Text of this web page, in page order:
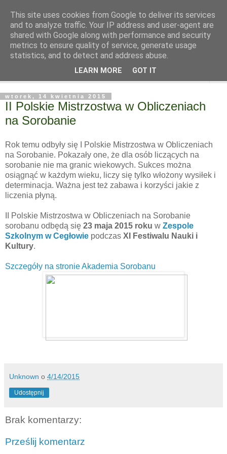
wtorek, 14 kwietnia 2015
II Polskie Mistrzostwa w Obliczeniach
na Sorobanie
Rok temu odbyły się I Polskie Mistrzostwa w Obliczeniach
na Sorobanie. Pokazały one, że dla osób liczących na
sorobanie nie ma granic wiekowych. Sukces można
osiągnąć w każdym wieku, liczy się tylko włożony wysiłek i
determinacja. Ważna jest też zabawa i korzyści jakie z
liczenia płyną.
II Polskie Mistrzostwa w Obliczeniach na Sorobanie
sorobanu odbędą się 23 maja 2015 roku w Zespole
Szkolnym w Cegłowie podczas XI Festiwalu Nauki i
Kultury.
Szczegóły na stronie Akademia Sorobanu
Unknown o 4/14/2015
Udostępnij
Brak komentarzy:
Prześlij komentarz
This site uses cookies from Google to deliver its services
and to analyze traffic. Your IP address and user-agent are
shared with Google along with performance and security
metrics to ensure quality of service, generate usage
statistics, and to detect and address abuse.
LEARN MORE GOT IT